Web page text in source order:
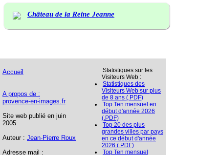
Château de la Reine Jeanne
Accueil
A propos de :
provence-en-images.fr
Site web publié en juin
2005
Auteur : Jean-Pierre Roux
Adresse mail :
Statistiques sur les
Visiteurs Web :
Statistiques des
Visiteurs Web sur plus
de 8 ans (.PDF)
Top Ten mensuel en
début d'année 2026
(.PDF)
Top 20 des plus
grandes villes par pays
en ce début d'année
2026 (.PDF)
Top Ten mensuel